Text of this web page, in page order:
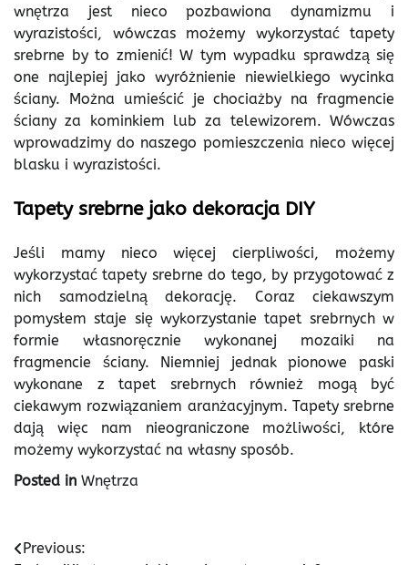
wnętrza jest nieco pozbawiona dynamizmu i
wyrazistości, wówczas możemy wykorzystać tapety
srebrne by to zmienić! W tym wypadku sprawdzą się
one najlepiej jako wyróżnienie niewielkiego wycinka
ściany. Można umieścić je chociażby na fragmencie
ściany za kominkiem lub za telewizorem. Wówczas
wprowadzimy do naszego pomieszczenia nieco więcej
blasku i wyrazistości.
Tapety srebrne jako dekoracja DIY
Jeśli mamy nieco więcej cierpliwości, możemy
wykorzystać tapety srebrne do tego, by przygotować z
nich samodzielną dekorację. Coraz ciekawszym
pomysłem staje się wykorzystanie tapet srebrnych w
formie własnoręcznie wykonanej mozaiki na
fragmencie ściany. Niemniej jednak pionowe paski
wykonane z tapet srebrnych również mogą być
ciekawym rozwiązaniem aranżacyjnym. Tapety srebrne
dają więc nam nieograniczone możliwości, które
możemy wykorzystać na własny sposób.
Posted in Wnętrza
Nawigacja
Previous: